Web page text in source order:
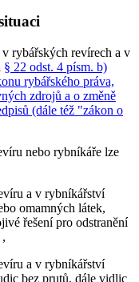
rybářských revírech a v
§ 22 odst. 4 písm. b)
rybářského práva,
zdrojů a o změně
(dále též "zákon o
nebo rybníkáře lze
a v rybníkářství
omamných látek,
řešení pro odstranění
a v rybníkářství
bez prutů, dále vidlic